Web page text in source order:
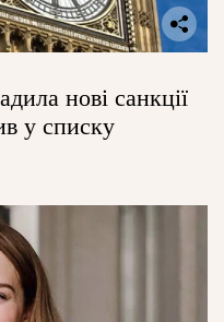
нові санкції
у списку